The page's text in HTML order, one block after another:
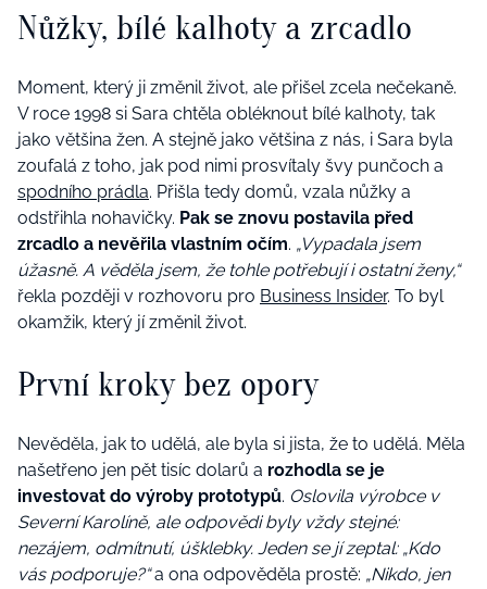
Nůžky, bílé kalhoty a zrcadlo
Moment, který ji změnil život, ale přišel zcela nečekaně.
V roce 1998 si Sara chtěla obléknout bílé kalhoty, tak
jako většina žen. A stejně jako většina z nás, i Sara byla
zoufalá z toho, jak pod nimi prosvítaly švy punčoch a
spodního prádla. Přišla tedy domů, vzala nůžky a
odstřihla nohavičky. Pak se znovu postavila před
zrcadlo a nevěřila vlastním očím. „Vypadala jsem
úžasně. A věděla jsem, že tohle potřebují i ostatní ženy,“
řekla později v rozhovoru pro Business Insider. To byl
okamžik, který jí změnil život.
První kroky bez opory
Nevěděla, jak to udělá, ale byla si jista, že to udělá. Měla
našetřeno jen pět tisíc dolarů a rozhodla se je
investovat do výroby prototypů. Oslovila výrobce v
Severní Karolíně, ale odpovědi byly vždy stejné:
nezájem, odmítnutí, úšklebky. Jeden se jí zeptal: „Kdo
vás podporuje?“a ona odpověděla prostě: „Nikdo, jen